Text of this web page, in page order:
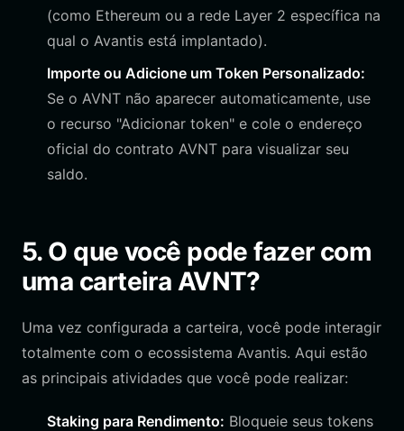
(como Ethereum ou a rede Layer 2 específica na
qual o Avantis está implantado).
Importe ou Adicione um Token Personalizado:
Se o AVNT não aparecer automaticamente, use
o recurso "Adicionar token" e cole o endereço
oficial do contrato AVNT para visualizar seu
saldo.
5. O que você pode fazer com
uma carteira AVNT?
Uma vez configurada a carteira, você pode interagir
totalmente com o ecossistema Avantis. Aqui estão
as principais atividades que você pode realizar:
Staking para Rendimento: Bloqueie seus tokens